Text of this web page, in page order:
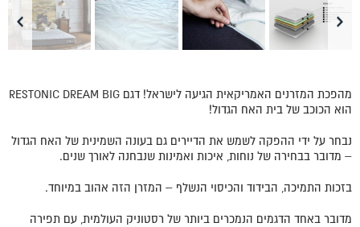
מהפכת המזרנים האמריקאית הגיעה לישראל! דגם RESTONIC DREAM BIG
הוא הכוכב של בית האח הגדול!
נבחר על ידי ההפקה לשמש את הדיירים גם בעונה השמינית של האח הגדול
– מדובר בבחירה של נוחות, איכות ואמינות שנבחנה לאורך שנים.
בזכות התמיכה, הבידוד והכיסוי הנשלף – המזרן הזה אהוב במיוחד.
מדובר באחד הדגמים הנמכרים ביותר של רסטוניק העולמית, עם תפירה